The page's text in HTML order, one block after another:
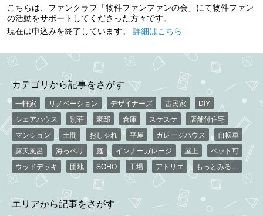
こちらは、ファンクラブ「物件ファンファンの会」にて物件ファン
の活動をサポートしてくださった方々です。
現在は申込みを終了しています。 詳細はこちら
カテゴリから記事をさがす
一軒家 リノベーション デザイナーズ 古民家
DIY
シェアハウス
別荘 豪邸 倉庫 スケスケ
店舗付住宅
マンション
土間 おしゃれ 平屋 ガレージハウス
自転車
露天風呂
海っペリ 庭 インナーガレージ 屋上
ペット可
ウッドデッキ
団地 SOHO 工場 アトリエ もっとみる…
エリアから記事をさがす